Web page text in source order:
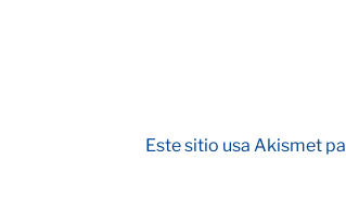
Este sitio usa Akismet